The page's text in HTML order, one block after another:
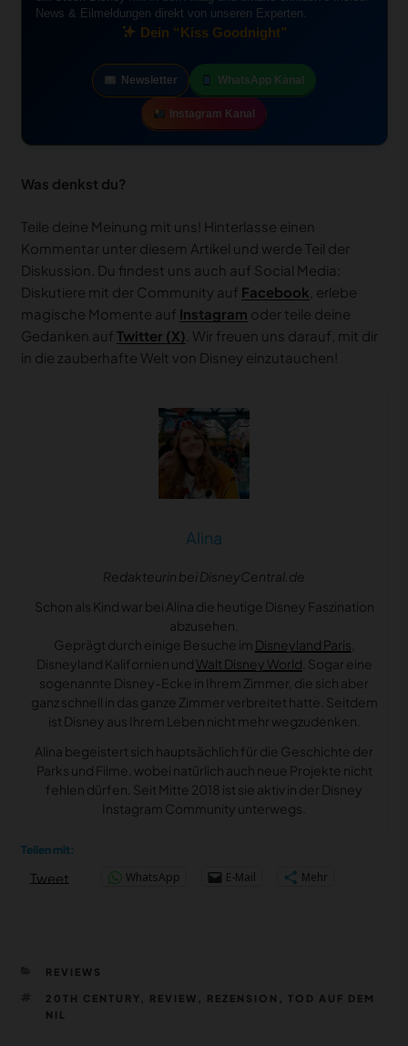
News & Eilmeldungen direkt von unseren Experten.
Dein “Kiss Goodnight”
Newsletter WhatsApp Kanal
Instagram Kanal
Was denkst du?
Teile deine Meinung mit uns! Hinterlasse einen
Kommentar unter diesem Artikel und werde Teil der
Diskussion. Du findest uns auch auf Social Media:
Diskutiere mit der Community auf Facebook , erlebe
magische Momente auf Instagram oder teile deine
Gedanken auf Twitter (X) . Wir freuen uns darauf, mit dir
in die zauberhafte Welt von Disney einzutauchen!
Alina
Redakteurin bei DisneyCentral.de
Schon als Kind war bei Alina die heutige Disney Faszination
abzusehen.
Geprägt durch einige Besuche im Disneyland Paris
Disneyland Kalifornien und Walt Disney World . Sogar eine
sogenannte Disney-Ecke in Ihrem Zimmer, die sich aber
ganz schnell in das ganze Zimmer verbreitet hatte. Seitdem
ist Disney aus Ihrem Leben nicht mehr wegzudenken.
Alina begeistert sich hauptsächlich für die Geschichte der
Parks und Filme, wobei natürlich auch neue Projekte nicht
fehlen dürfen. Seit Mitte 2018 ist sie aktiv in der Disney
Instagram Community unterwegs.
Teilen mit:
Tweet WhatsApp E-Mail Mehr
KATEGORIEN
REVIEWS
SCHLAGWÖRTER
20TH CENTURY REVIEW REZENSION
TOD AUF DEM
NIL